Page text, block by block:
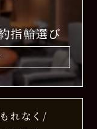
指輪選び
れなく/